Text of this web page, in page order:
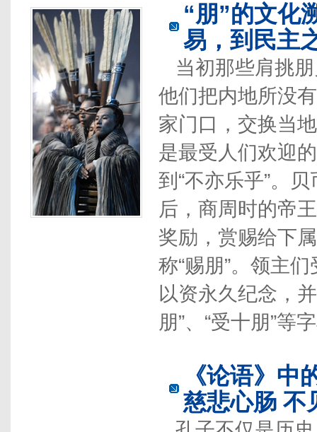
“朋”的文化
易，到民主
当初那些肩挑
他们把内地所没
家门口，交换当
是最受人们欢迎
到“不亦乐乎”。
后，商周时的帝
奖励，赏赐给下
称“赐朋”。领主
以资永久纪念，
朋”、“受十朋”等
《论语》中
慈悲心肠 不